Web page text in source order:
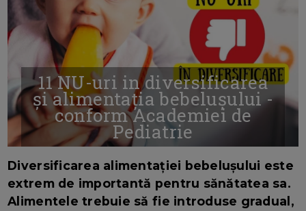
11 NU-uri in diversificarea
și alimentația bebelușului -
conform Academiei de
Pediatrie
Diversificarea alimentației bebelușului este
extrem de importantă pentru sănătatea sa.
Alimentele trebuie să fie introduse gradual,